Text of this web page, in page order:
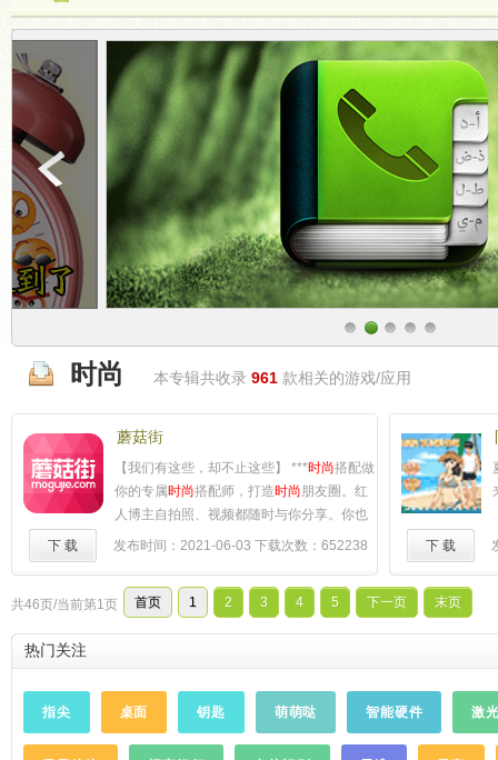
时尚 本专辑共收录 961 款相关的游戏/应用
蘑菇街
【我们有这些，却不止这些】 ***时尚搭配做
你的专属时尚搭配师，打造时尚朋友圈。红
人博主自拍照、视频都随时与你分享。你也
可以随手美拍记录美好心情，晒出你的穿衣
美购物从一万件衣服里淘到一件心水的，不
如让时尚 小编帮你推荐，款款 时尚
杂志精
品，明星红人都在秀！一万种时尚个性潮
来的快乐购物体验！在这里，你更易购得全
验货，网红达人为你亲试评测，品牌直接供
下 载 发布时间：2021-06-03 下载次数：652238 下 载
共46页/当前第1页 首页 1 2 3 4 5 下一页 末页
热门关注
指尖 桌面 钥匙 萌萌哒 智能硬件 激